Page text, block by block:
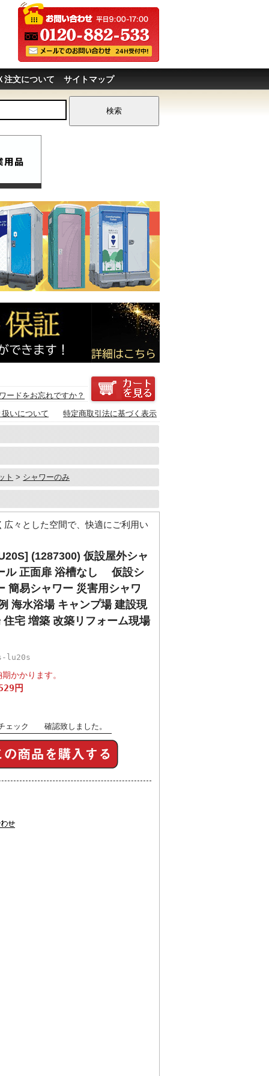
注文について サイトマップ
ードをお忘れですか？
いについて 特定商取引法に基づく表示
ト>シャワーのみ
広々とした空間で、快適にご利用い
(1287300) 仮設屋外シャ
ル 正面扉 浴槽なし 仮設シ
簡易シャワー 災害用シャワ
海水浴場 キャンプ場 建設現
宅 増築 改築リフォーム現場
lu20s
かかります。
円
ェック 確認致しました。